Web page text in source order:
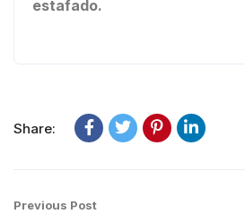
estafado.
Share:
Previous Post